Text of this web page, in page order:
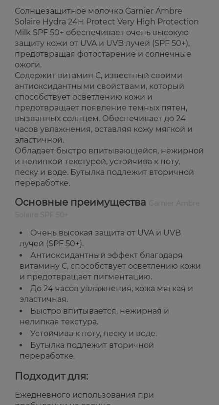
Солнцезащитное молочко Garnier Ambre
Solaire Hydra 24H Protect Very High Protection
Milk SPF 50+ обеспечивает очень высокую
защиту кожи от UVA и UVB лучей (SPF 50+),
предотвращая фотостарение и солнечные
ожоги.
Содержит витамин С, известный своими
антиоксидантными свойствами, который
способствует осветлению кожи и
предотвращает появление темных пятен,
вызванных солнцем. Обеспечивает до 24
часов увлажнения, оставляя кожу мягкой и
эластичной.
Обладает быстро впитывающейся, нежирной
и нелипкой текстурой, устойчива к поту,
песку и воде. Бутылка подлежит вторичной
переработке.
Основные преимущества
Очень высокая защита от UVA и UVB
лучей (SPF 50+).
Антиоксидантный эффект благодаря
витамину С, способствует осветлению кожи
и предотвращает пигментацию.
До 24 часов увлажнения, кожа мягкая и
эластичная.
Быстро впитывается, нежирная и
нелипкая текстура.
Устойчива к поту, песку и воде.
Бутылка подлежит вторичной
переработке.
Подходит для:
Ежедневного использования при